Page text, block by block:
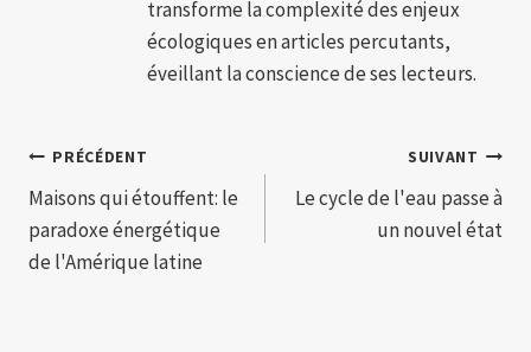
transforme la complexité des enjeux
écologiques en articles percutants,
éveillant la conscience de ses lecteurs.
Navigation
de
l’article
PRÉCÉDENT
Maisons qui étouffent: le
paradoxe énergétique
de l'Amérique latine
SUIVANT
Le cycle de l'eau passe à
un nouvel état